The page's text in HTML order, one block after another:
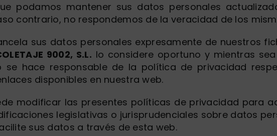
podamos mantener sus datos personales
contrario, no respondemos de la veracidad de los
sus datos personales expresamente de nuestros
9002, S.L. lo considere oportuno y mientras
se hace responsable de la política de privacidad
disponibles en nuestra web.
modificar las presentes políticas de privacidad para
legislativas o jurisprudenciales sobre datos
sus datos a través de esta web.